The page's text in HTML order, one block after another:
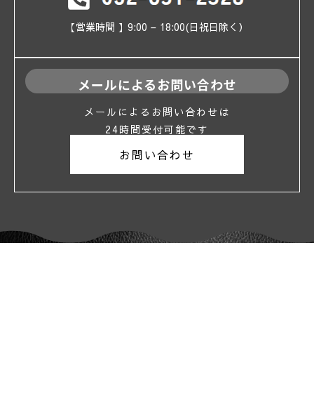
【営業時間 】9:00 – 18:00(日祝日除く）
メールによるお問い合わせ
メールによるお問い合わせは
24時間受付可能です
お問い合わせ